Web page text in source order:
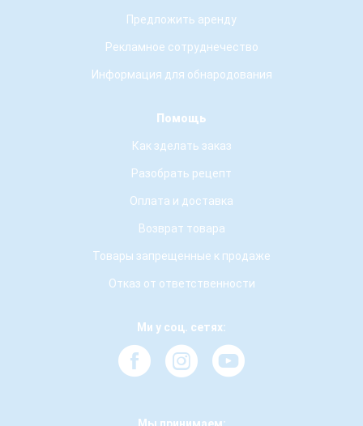
Предложить аренду
Рекламное сотруднечество
Информация для обнародования
Помощь
Как зделать заказ
Разобрать рецепт
Оплата и доставка
Возврат товара
Товары запрещенные к продаже
Отказ от ответственности
Ми у соц. сетях: